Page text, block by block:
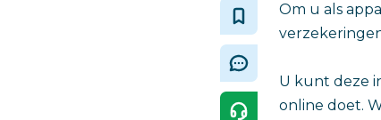
Om u als
U kunt deze
online doet.